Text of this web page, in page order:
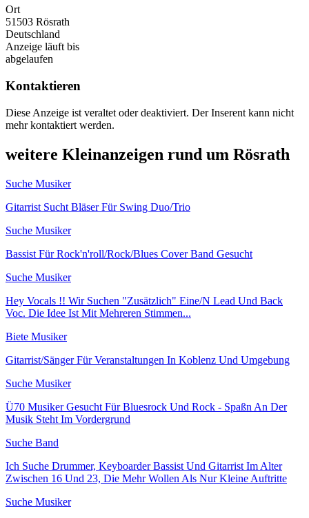
Ort
51503 Rösrath
Deutschland
Anzeige läuft bis
abgelaufen
Kontaktieren
Diese Anzeige ist veraltet oder deaktiviert. Der Inserent kann nicht
mehr kontaktiert werden.
weitere Kleinanzeigen rund um Rösrath
Suche Musiker
Gitarrist Sucht Bläser Für Swing Duo/Trio
Suche Musiker
Bassist Für Rock'n'roll/Rock/Blues Cover Band Gesucht
Suche Musiker
Hey Vocals !! Wir Suchen "Zusätzlich" Eine/N Lead Und Back
Voc. Die Idee Ist Mit Mehreren Stimmen...
Biete Musiker
Gitarrist/Sänger Für Veranstaltungen In Koblenz Und Umgebung
Suche Musiker
Ü70 Musiker Gesucht Für Bluesrock Und Rock - Spaßn An Der
Musik Steht Im Vordergrund
Suche Band
Ich Suche Drummer, Keyboarder Bassist Und Gitarrist Im Alter
Zwischen 16 Und 23, Die Mehr Wollen Als Nur Kleine Auftritte
Suche Musiker